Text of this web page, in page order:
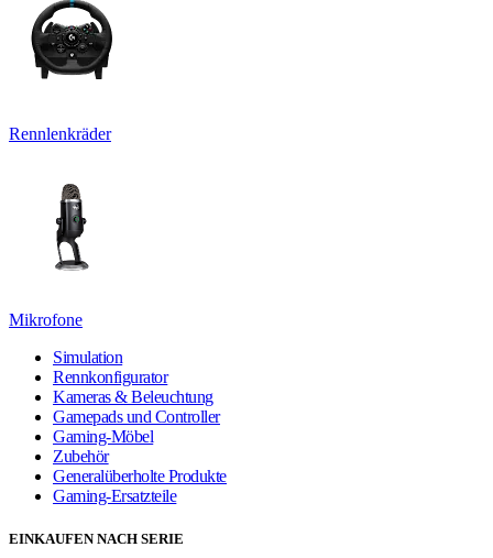
Rennlenkräder
Mikrofone
Simulation
Rennkonfigurator
Kameras & Beleuchtung
Gamepads und Controller
Gaming-Möbel
Zubehör
Generalüberholte Produkte
Gaming-Ersatzteile
EINKAUFEN NACH SERIE